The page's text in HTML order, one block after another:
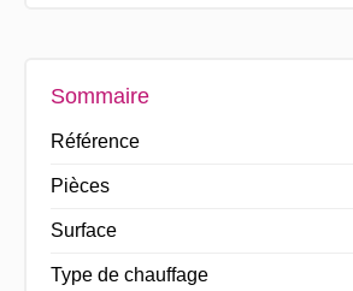
Sommaire
Référence
Pièces
Surface
Type de chauffage